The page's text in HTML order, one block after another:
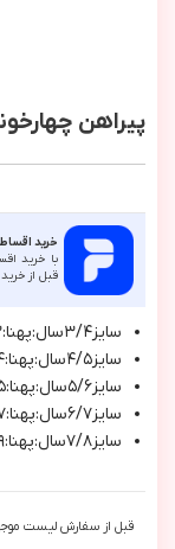
پیراهن چهارخونه
خرید
با خرید
قبل از
سایز۳/۴سال:پهنا:۳۲/قد:۴۳/آستین:۳۳
سایز۴/۵سال:پهنا:۳۴/قد:۴۶/آستین:۳۶
سایز۵/۶سال:پهنا:۳۵/قد:۴۸/آستین:۳۸
سایز۶/۷سال:پهنا:۳۷/قد:۵۲/آستین:۴۱
سایز۷/۸سال:پهنا:۳۹/قد:۵۴/آستین:۴۳
قبل از سفارش لیست